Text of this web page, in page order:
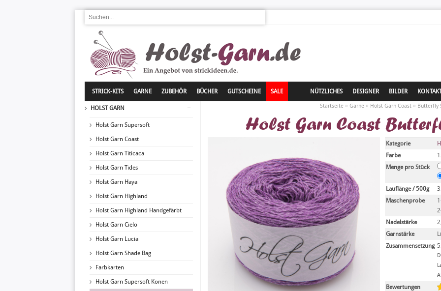
STRICK-KITS GARNE ZUBEHÖR BÜCHER GUTSCHEINE SALE NÜTZLICHES DESIGNER BILDER
HOLST GARN
Holst Garn Supersoft
Holst Garn Coast
Holst Garn Titicaca
Holst Garn Tides
Holst Garn Haya
Holst Garn Highland
Holst Garn Highland Handgefärbt
Holst Garn Cielo
Holst Garn Lucia
Holst Garn Shade Bag
Farbkarten
Holst Garn Supersoft Konen
Startseite» Garne» Holst Garn Coast» Butterfly
Holst Garn Coast
Kategorie
Farbe
Menge pro Stück
Lauflänge / 500g
Maschenprobe
Nadelstärke
Garnstärke
Zusammensetzung
Bewertungen